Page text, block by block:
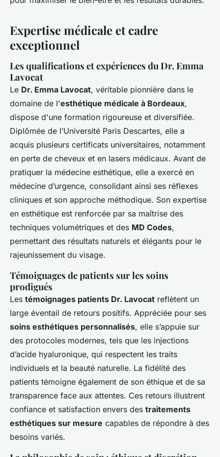
Expertise médicale et cadre
exceptionnel
Les qualifications et expériences du Dr. Emma
Lavocat
Le Dr. Emma Lavocat, véritable pionnière dans le
domaine de l'esthétique médicale à Bordeaux,
dispose d'une formation rigoureuse et diversifiée.
Diplômée de l’Université Paris Descartes, elle a
acquis plusieurs certificats universitaires, notamment
en perte de cheveux et en lasers médicaux. Avant de
pratiquer la médecine esthétique, elle a exercé en
médecine d’urgence, consolidant ainsi ses réflexes
cliniques et son approche méthodique. Son expertise
en esthétique est renforcée par sa maîtrise des
techniques volumétriques et des MD Codes,
permettant des résultats naturels et élégants pour le
rajeunissement du visage.
Témoignages de patients sur les soins
prodigués
Les témoignages patients Dr. Lavocat reflètent un
large éventail de retours positifs. Appréciée pour ses
soins esthétiques personnalisés, elle s’appuie sur
des protocoles modernes, tels que les injections
d’acide hyaluronique, qui respectent les traits
individuels et la beauté naturelle. La fidélité des
patients témoigne également de son éthique et de sa
transparence face aux attentes. Ces retours illustrent
confiance et satisfaction envers des traitements
esthétiques sur mesure capables de répondre à des
besoins variés.